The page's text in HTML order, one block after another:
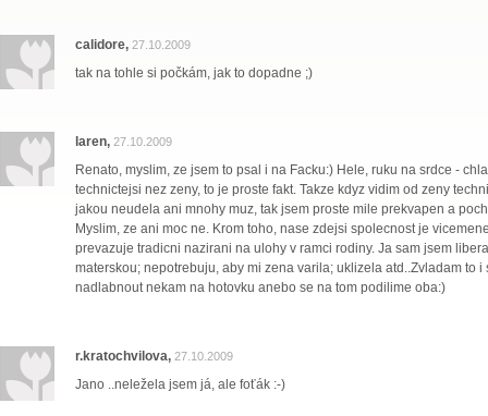
calidore, 27.10.2009
tak na tohle si počkám, jak to dopadne ;)
laren, 27.10.2009
Renato, myslim, ze jsem to psal i na Facku:) Hele, ruku na srdce -
technictejsi nez zeny, to je proste fakt. Takze kdyz vidim od zeny
jakou neudela ani mnohy muz, tak jsem proste mile prekvapen a
Myslim, ze ani moc ne. Krom toho, nase zdejsi spolecnost je
prevazuje tradicni nazirani na ulohy v ramci rodiny. Ja sam jsem
materskou; nepotrebuju, aby mi zena varila; uklizela atd..Zvladam to i
nadlabnout nekam na hotovku anebo se na tom podilime oba:)
r.kratochvilova, 27.10.2009
Jano ..neležela jsem já, ale foťák :-)